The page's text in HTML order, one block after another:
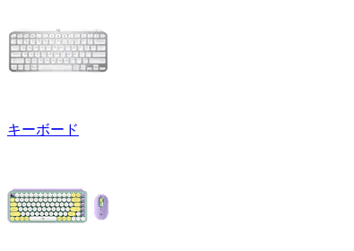
キーボード